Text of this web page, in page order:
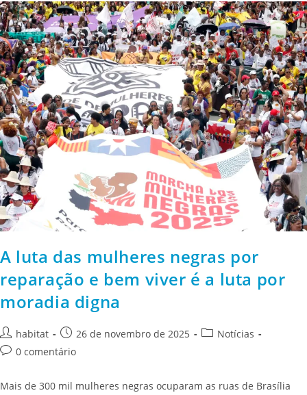
A luta das mulheres negras por
reparação e bem viver é a luta por
moradia digna
habitat 26 de novembro de 2025
Notícias
0 comentário
Mais de 300 mil mulheres negras ocuparam as ruas de Brasília